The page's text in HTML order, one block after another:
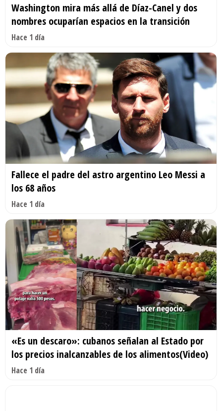
Washington mira más allá de Díaz-Canel y dos
nombres ocuparían espacios en la transición
Hace 1 día
Fallece el padre del astro argentino Leo Messi a
los 68 años
Hace 1 día
«Es un descaro»: cubanos señalan al Estado por
los precios inalcanzables de los alimentos(Video)
Hace 1 día